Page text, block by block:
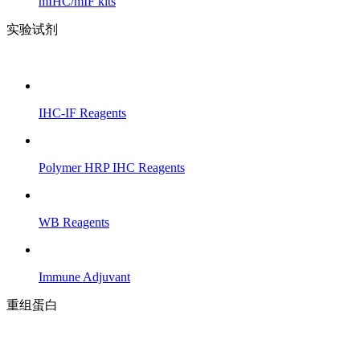
实验试剂
IHC-IF Reagents
Polymer HRP IHC Reagents
WB Reagents
Immune Adjuvant
重组蛋白